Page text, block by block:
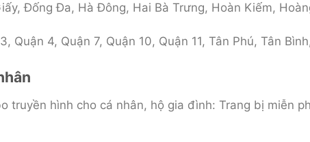
Đống Đa, Hà Đông, Hai Bà Trưng, Hoàn Kiếm,
Quận 4, Quận 7, Quận 10, Quận 11, Tân Phú, Tân
truyền hình cho cá nhân, hộ gia đình: Trang bị miễn